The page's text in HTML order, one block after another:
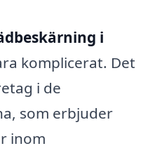
i
komplicerat. Det
i de
som erbjuder
inom